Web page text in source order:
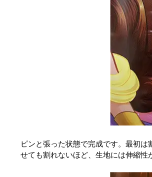
ピンと張った状態で完成です。最初
せても割れないほど、生地には伸縮性